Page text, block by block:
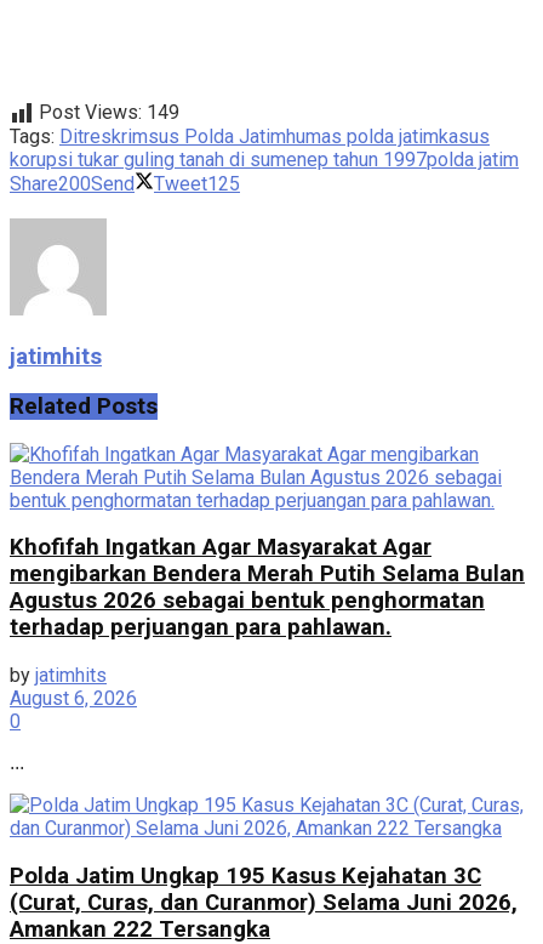
Post Views: 149
Tags: Ditreskrimsus Polda Jatimhumas polda jatimkasus
korupsi tukar guling tanah di sumenep tahun 1997polda jatim
Share200Send Tweet125
jatimhits
Related Posts
Khofifah Ingatkan Agar Masyarakat Agar
mengibarkan Bendera Merah Putih Selama Bulan
Agustus 2026 sebagai bentuk penghormatan
terhadap perjuangan para pahlawan.
by jatimhits
August 6, 2026
0
...
Polda Jatim Ungkap 195 Kasus Kejahatan 3C
(Curat, Curas, dan Curanmor) Selama Juni 2026,
Amankan 222 Tersangka